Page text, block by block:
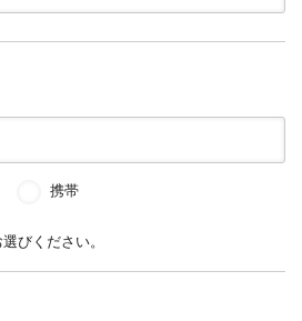
携帯
びください。